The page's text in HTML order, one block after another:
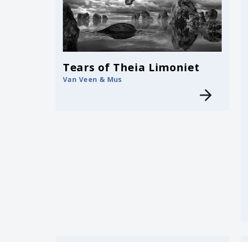
Tears of Theia Limoniet
Van Veen & Mus